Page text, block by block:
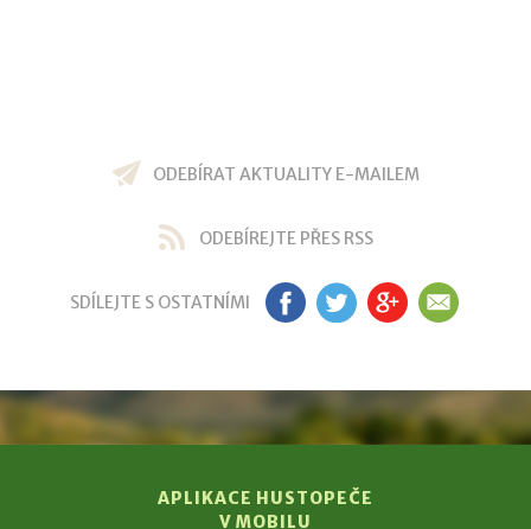
ODEBÍRAT AKTUALITY E-MAILEM
ODEBÍREJTE PŘES RSS
SDÍLEJTE S OSTATNÍMI FB TW GP EM
APLIKACE HUSTOPEČE
V MOBILU